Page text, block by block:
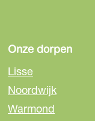
n
a
o
p
F
n
o
p
e
n
p
W
Onze dorpen
Lisse
Noordwijk
Warmond